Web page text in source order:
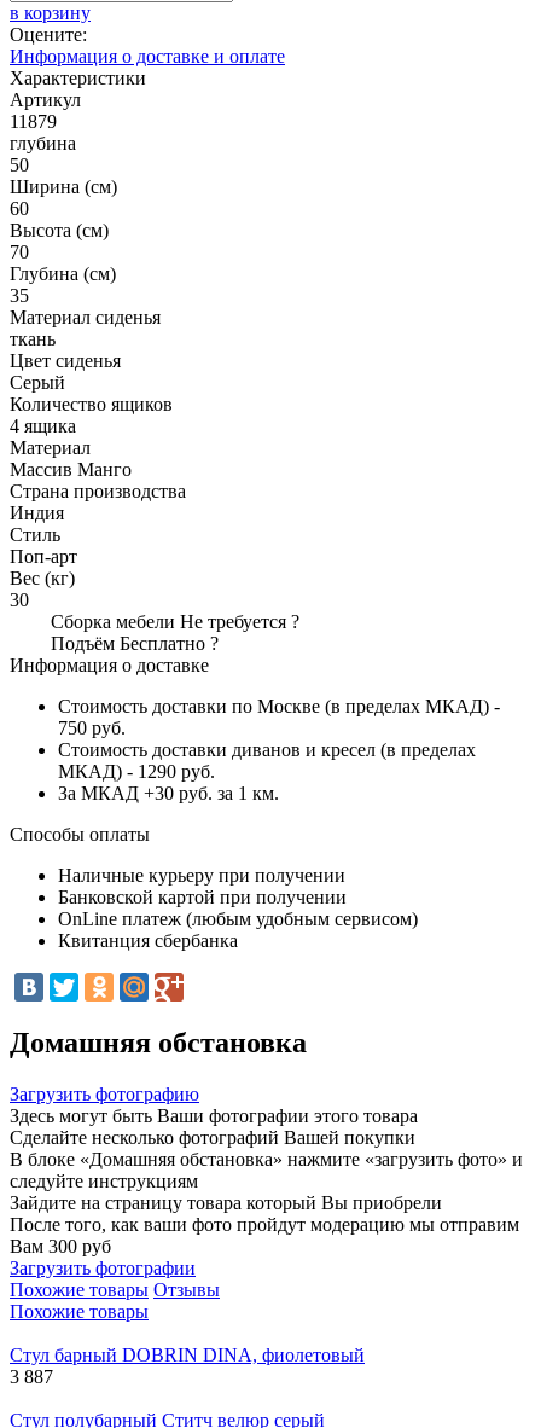
в корзину
Оцените:
Информация о доставке и оплате
Характеристики
Артикул
11879
глубина
50
Ширина (см)
60
Высота (см)
70
Глубина (см)
35
Материал сиденья
ткань
Цвет сиденья
Серый
Количество ящиков
4 ящика
Материал
Массив Мангo
Страна производства
Индия
Стиль
Поп-арт
Вес (кг)
30
Сборка мебели Не требуется ?
Подъём Бесплатно ?
Информация о доставке
Стоимость доставки по Москве (в пределах МКАД) -
750 руб.
Стоимость доставки диванов и кресел (в пределах
МКАД) - 1290 руб.
За МКАД +30 руб. за 1 км.
Способы оплаты
Наличные курьеру при получении
Банковской картой при получении
OnLine платеж (любым удобным сервисом)
Квитанция сбербанка
Домашняя обстановка
Загрузить фотографию
Здесь могут быть Ваши фотографии этого товара
Сделайте несколько фотографий Вашей покупки
В блоке «Домашняя обстановка» нажмите «загрузить фото» и
следуйте инструкциям
Зайдите на страницу товара который Вы приобрели
После того, как ваши фото пройдут модерацию мы отправим
Вам 300 руб
Загрузить фотографии
Похожие товары Отзывы
Похожие товары
Стул барный DOBRIN DINA, фиолетовый
3 887
Стул полубарный Ститч велюр серый